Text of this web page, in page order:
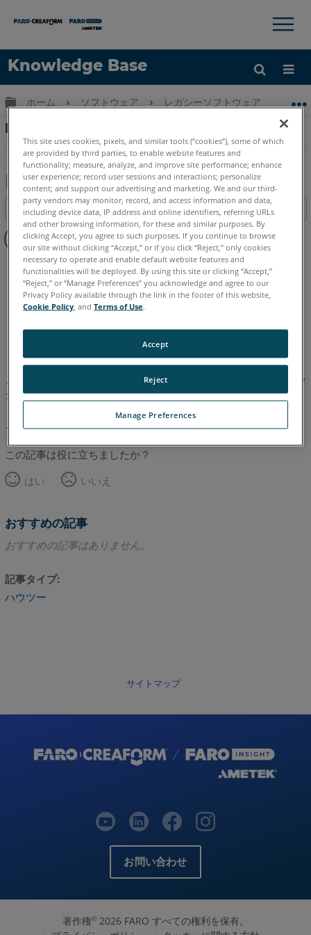
Knowledge Base
言語
×
グローバル階層を展開/折りたたむ
ホーム ソフトウェア レガシーソフトウェア レ
Measure X 用のワイヤレス RF リモコンのプ
ログラミング
PDF
と
し
て
目次
ヘ
ッ
ー
し
CAM2 Measure X
英語
この記事は翻訳されていません。英語版を見るにはここをクリッ
クしてください。
このページのトップへ
この記事は役に立ちましたか？
はい
いいえ
おすすめの記事
おすすめの記事はありません。
記事タイプ
ハウツー
サイトマップ
お問い合わせ
著作権©2026 FARO すべての権利を保有。
This site uses cookies, pixels, and similar tools (“cookies”), some of which
are provided by third parties, to enable website features and
functionality; measure, analyze, and improve site performance; enhance
user experience; record user sessions and interactions; personalize
content; and support our advertising and marketing. We and our third-
party vendors may monitor, record, and access information and data,
including device data, IP address and online identifiers, referring URLs
and other browsing information, for these and similar purposes. By
clicking Accept, you agree to such purposes. If you continue to browse
our site without clicking “Accept,” or if you click “Reject,” only cookies
necessary to operate and enable default website features and
functionalities will be deployed. By using this site or clicking “Accept,”
“Reject,” or “Manage Preferences” you acknowledge and agree to our
Privacy Policy available through the link in the footer of this website,
Cookie Policy , andTerms of Use.
Manage Preferences
Reject
Accept